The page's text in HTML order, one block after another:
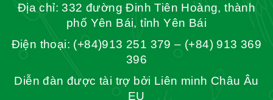
Hội Đông Y Tỉnh Sơn La
Hội Đông Y TP. Hà Nội
Địa chỉ: 332 đường Đinh Tiên Hoàng, thành
phố Yên Bái, tỉnh Yên Bái
Điện thoại: (+84)913 251 379 – (+84) 913 369
396
Diễn đàn được tài trợ bởi Liên minh Châu Âu
EU